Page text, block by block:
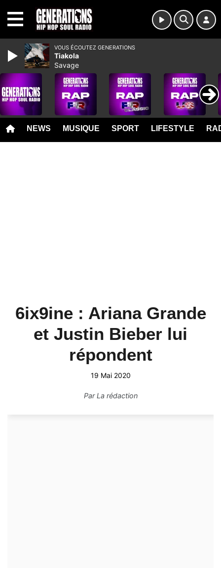
NEWS MUSIQUE SPORT LIFESTYLE
6ix9ine : Ariana Grande
et Justin Bieber lui
répondent
19 Mai 2020
ParLa rédaction
VOUS ÉCOUTEZ GENERATIONS
Tiakola
Savage